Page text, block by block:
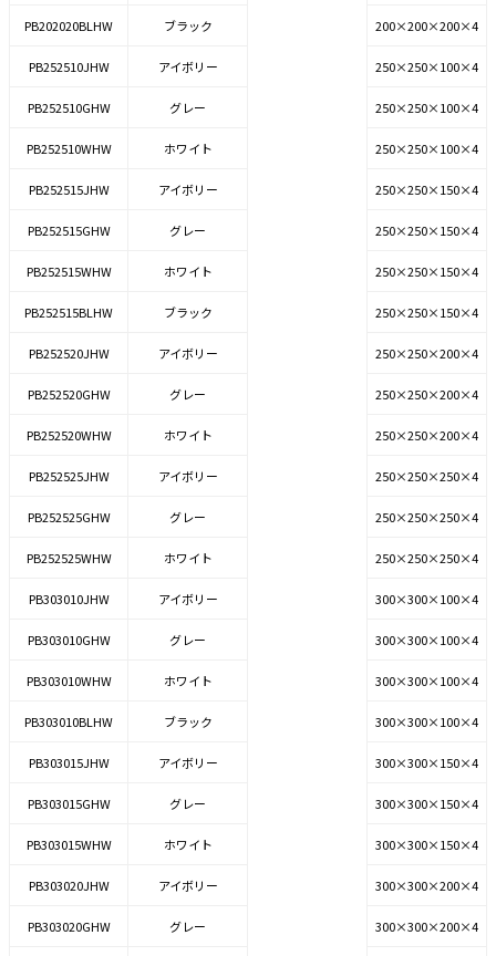
PB202020BLHW ブラック 200×200×200×4
PB252510JHW アイボリー 250×250×100×4
PB252510GHW グレー 250×250×100×4
PB252510WHW ホワイト 250×250×100×4
PB252515JHW アイボリー 250×250×150×4
PB252515GHW グレー 250×250×150×4
PB252515WHW ホワイト 250×250×150×4
PB252515BLHW ブラック 250×250×150×4
PB252520JHW アイボリー 250×250×200×4
PB252520GHW グレー 250×250×200×4
PB252520WHW ホワイト 250×250×200×4
PB252525JHW アイボリー 250×250×250×4
PB252525GHW グレー 250×250×250×4
PB252525WHW ホワイト 250×250×250×4
PB303010JHW アイボリー 300×300×100×4
PB303010GHW グレー 300×300×100×4
PB303010WHW ホワイト 300×300×100×4
PB303010BLHW ブラック 300×300×100×4
PB303015JHW アイボリー 300×300×150×4
PB303015GHW グレー 300×300×150×4
PB303015WHW ホワイト 300×300×150×4
PB303020JHW アイボリー 300×300×200×4
PB303020GHW グレー 300×300×200×4